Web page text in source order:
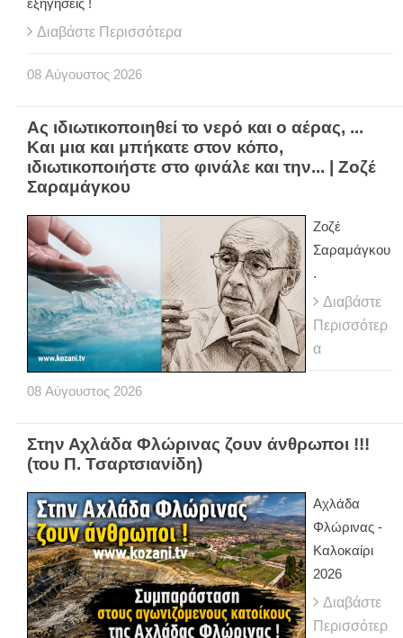
εξηγήσεις !
Διαβάστε Περισσότερα
08 Αύγουστος 2026
Ας ιδιωτικοποιηθεί το νερό και ο αέρας, ...
Και μια και μπήκατε στον κόπο,
ιδιωτικοποιήστε στο φινάλε και την... | Ζοζέ
Σαραμάγκου
Ζοζέ
Σαραμάγκου
.
Διαβάστε
Περισσότερ
α
08 Αύγουστος 2026
Στην Αχλάδα Φλώρινας ζουν άνθρωποι !!!
(του Π. Τσαρτσιανίδη)
Αχλάδα
Φλώρινας -
Καλοκαίρι
2026
Διαβάστε
Περισσότερ